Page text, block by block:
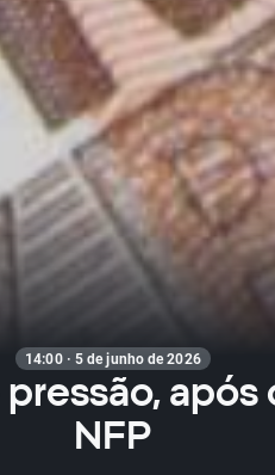
14:00 · 5 de junho de 2026
pressão,
NFP